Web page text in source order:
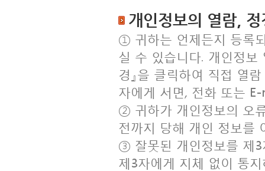
개인정보의 열람, 정
① 귀하는 언제든지 등록
실 수 있습니다. 개인정보
경』을 클릭하여 직접 열
자에게 서면, 전화 또는
② 귀하가 개인정보의 오
전까지 당해 개인 정보를
③ 잘못된 개인정보를 제
제3자에게 지체 없이 통